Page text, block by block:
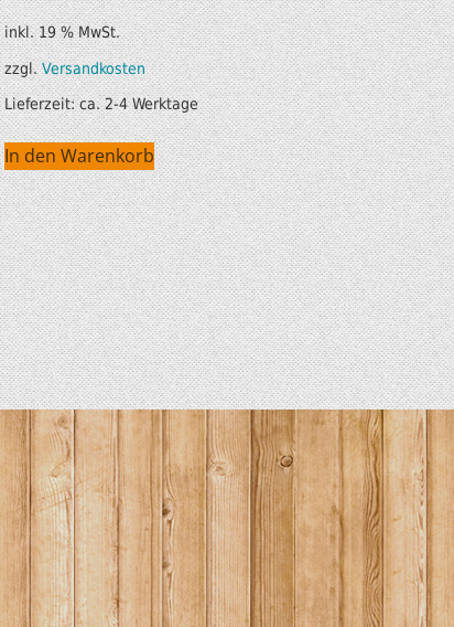
inkl. 19 % MwSt.
zzgl.Versandkosten
Lieferzeit:ca. 2-4 Werktage
In den Warenkorb